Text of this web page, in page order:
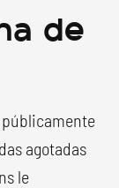
de
públicamente
agotadas
le